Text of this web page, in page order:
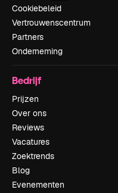
Cookiebeleid
Vertrouwenscentrum
Partners
Onderneming
Bedrijf
Prijzen
Over ons
Reviews
Vacatures
Zoektrends
Blog
Evenementen